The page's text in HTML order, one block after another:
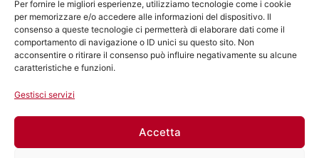
Per fornire le migliori esperienze, utilizziamo tecnologie come i cookie
per memorizzare e/o accedere alle informazioni del dispositivo. Il
consenso a queste tecnologie ci permetterà di elaborare dati come il
comportamento di navigazione o ID unici su questo sito. Non
acconsentire o ritirare il consenso può influire negativamente su alcune
caratteristiche e funzioni.
Gestisci servizi
Accetta
Erwin Fight
Via Valprato 55,10152 Torino (Italy)
+39 334 535 6393